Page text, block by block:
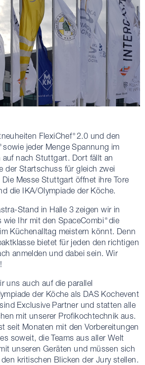
FlexiChef ®2.0 und den
sowie jeder Menge Spannung im
nach Stuttgart. Dort fällt an
der Startschuss für gleich zwei
Messe Stuttgart öffnet ihre Tore
die IKA/Olympiade der Köche.
Stand in Halle 3 zeigen wir in
wie Ihr mit den SpaceCombi ®die
Küchenalltag meistern könnt. Denn
bietet für jeden den richtigen
anmelden und dabei sein. Wir
uns auch auf die parallel
der Köche als DAS Kochevent
Exclusive Partner und statten alle
mit unserer Profikochtechnik aus.
seit Monaten mit den Vorbereitungen
soweit, die Teams aus aller Welt
unseren Geräten und müssen sich
kritischen Blicken der Jury stellen.